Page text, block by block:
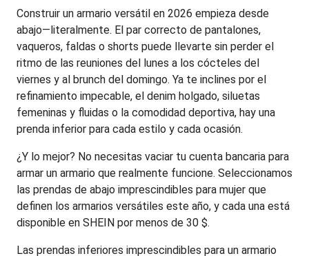
Construir un armario versátil en 2026 empieza desde
abajo—literalmente. El par correcto de pantalones,
vaqueros, faldas o shorts puede llevarte sin perder el
ritmo de las reuniones del lunes a los cócteles del
viernes y al brunch del domingo. Ya te inclines por el
refinamiento impecable, el denim holgado, siluetas
femeninas y fluidas o la comodidad deportiva, hay una
prenda inferior para cada estilo y cada ocasión.
¿Y lo mejor? No necesitas vaciar tu cuenta bancaria para
armar un armario que realmente funcione. Seleccionamos
las prendas de abajo imprescindibles para mujer que
definen los armarios versátiles este año, y cada una está
disponible en SHEIN por menos de 30 $.
Las prendas inferiores imprescindibles para un armario